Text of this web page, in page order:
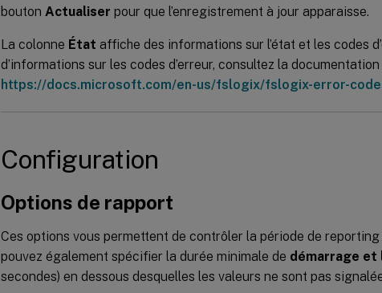
bouton Actualiser pour que l’enregistrement à jour apparaisse.
La colonne État affiche des informations sur l’état et les codes
d’informations sur les codes d’erreur, consultez la
https://docs.microsoft.com/en-us/fslogix/fslogix-error-
Configuration
Options de rapport
Ces options vous permettent de contrôler la période de
pouvez également spécifier la durée minimale de démarrage et
secondes) en dessous desquelles les valeurs ne sont pas